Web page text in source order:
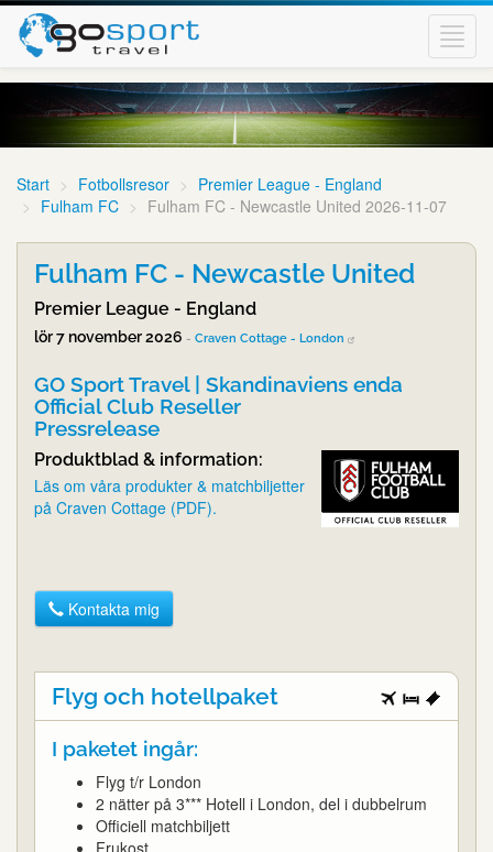
Start Fotbollsresor
Premier League - England
Fulham FC
Fulham FC - Newcastle United 2026-11-07
Fulham FC - Newcastle United
Premier League - England
lör 7 november 2026 - Craven Cottage - London
GO Sport Travel | Skandinaviens enda
Official Club Reseller
Pressrelease
Produktblad & information:
Läs om våra produkter & matchbiljetter
på Craven Cottage (PDF).
Kontakta mig
Flyg och hotellpaket
I paketet ingår:
Flyg t/r London
2 nätter på 3*** Hotell i London, del i dubbelrum
Officiell matchbiljett
Frukost